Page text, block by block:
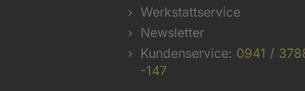
Werkstattservice
Newsletter
Kundenservice: 0941 /
-147